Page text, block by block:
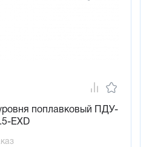
поплавковый ПДУ-
ЕХD